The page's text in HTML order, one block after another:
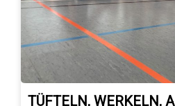
TÜFTELN, WERKELN,